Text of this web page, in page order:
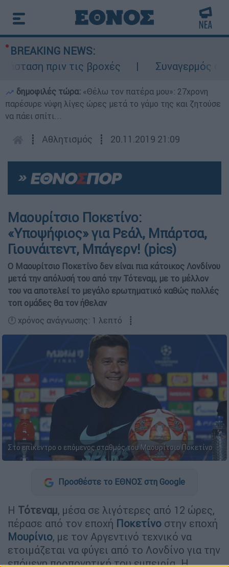
BREAKING NEWS:
πριν τις βροχές
Συναγερμός
δημοφιλές τώρα: «Θέλω τον πατέρα μου»: 27χρονη
παρέσυρε νύφη λίγες ώρες μετά το γάμο της και ζητούσε
να πάει σπίτι...
┋ Αθλητισμός ┋ 20.11.2019 21:09
Μαουρίτσιο Ποκετίνο:
«Υποψήφιος» για Ρεάλ, Μπάρτσα,
Γιουνάιτεντ, Μπάγερν! (pics)
Ο Μαουρίτσιο Ποκετίνο δεν είναι πια κάτοικος Λονδίνου
μετά την απόλυσή του από την Τότεναμ, με το μέλλον
του να αποτελεί το μεγάλο ερωτηματικό καθώς πολλές
τοπ ομάδες θα τον ήθελαν
🕛 χρόνος ανάγνωσης: 1 λεπτό ┋
Στο επίκεντρο ο επόμενος σταθμός του Μαουρίτσιο Ποκετίνο
Προσθέστε το ΕΘΝΟΣ στη Google
Η Τότεναμ, μέσα σε λιγότερες από 12 ώρες,
πέρασε από τον εποχή Ποκετίνο στην εποχή
Μουρίνιο, με τον Αργεντινό τεχνικό να
ετοιμάζεται να φύγει από το Λονδίνο για την
επόμενη προπονητική του εμπειρία. Η